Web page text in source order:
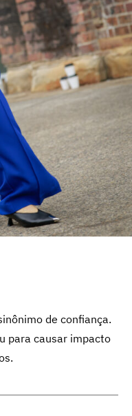
de confiança.
para causar impacto